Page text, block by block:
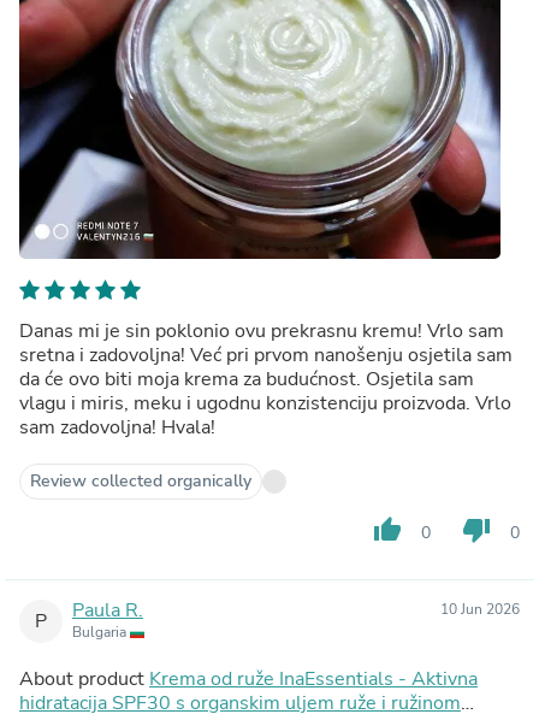
Danas mi je sin poklonio ovu prekrasnu kremu! Vrlo sam
sretna i zadovoljna! Već pri prvom nanošenju osjetila sam
da će ovo biti moja krema za budućnost. Osjetila sam
vlagu i miris, meku i ugodnu konzistenciju proizvoda. Vrlo
sam zadovoljna! Hvala!
Review collected organically
thumb_up 0 thumb_down 0
P Paula R.
Bulgaria
10 Jun 2026
About product Krema od ruže InaEssentials - Aktivna
hidratacija SPF30 s organskim uljem ruže i ružinom